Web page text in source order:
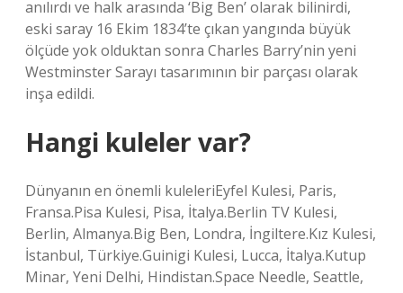
anılırdı ve halk arasında ‘Big Ben’ olarak bilinirdi,
eski saray 16 Ekim 1834’te çıkan yangında büyük
ölçüde yok olduktan sonra Charles Barry’nin yeni
Westminster Sarayı tasarımının bir parçası olarak
inşa edildi.
Hangi kuleler var?
Dünyanın en önemli kuleleriEyfel Kulesi, Paris,
Fransa.Pisa Kulesi, Pisa, İtalya.Berlin TV Kulesi,
Berlin, Almanya.Big Ben, Londra, İngiltere.Kız Kulesi,
İstanbul, Türkiye.Guinigi Kulesi, Lucca, İtalya.Kutup
Minar, Yeni Delhi, Hindistan.Space Needle, Seattle,